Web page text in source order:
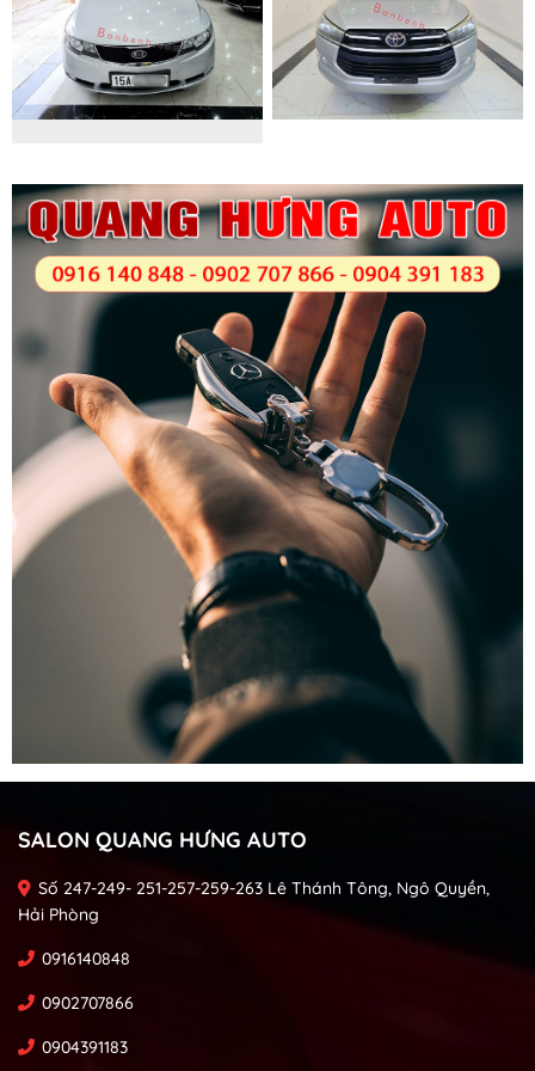
SALON QUANG HƯNG AUTO
Số 247-249- 251-257-259-263 Lê Thánh Tông, Ngô Quyền,
Hải Phòng
0916140848
0902707866
0904391183